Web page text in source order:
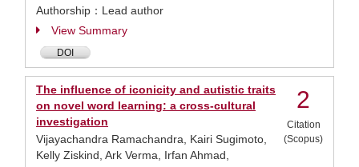
Authorship：Lead author
View Summary
DOI
The influence of iconicity and autistic traits
on novel word learning: a cross-cultural
investigation
Vijayachandra Ramachandra, Kairi Sugimoto,
Kelly Ziskind, Ark Verma, Irfan Ahmad,
2
Citation
(Scopus)